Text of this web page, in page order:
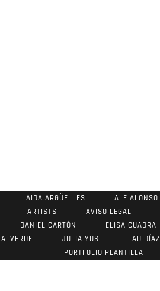
AIDA ARGÜELLES ALE ALONSO
ARTISTS AVISO LEGAL
DANIEL CARTÓN ELISA CUADRA
JULIA YUS LAU DÍAZ
PORTFOLIO PLANTILLA